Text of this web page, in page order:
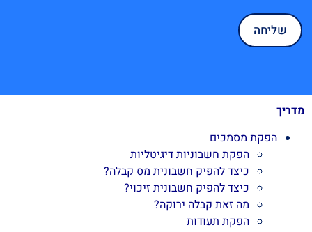
הפקת מסמכים
הפקת חשבוניות דיגיטליות
כיצד להפיק חשבונית מס קבלה?
כיצד להפיק חשבונית זיכוי?
מה זאת קבלה ירוקה?
הפקת תעודות